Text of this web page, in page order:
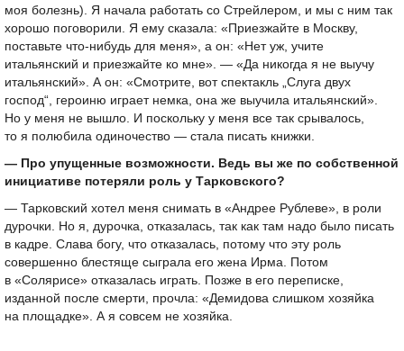
моя болезнь). Я начала работать со Стрейлером, и мы с ним так
хорошо поговорили. Я ему сказала: «Приезжайте в Москву,
поставьте что-нибудь для меня», а он: «Нет уж, учите
итальянский и приезжайте ко мне». — «Да никогда я не выучу
итальянский». А он: «Смотрите, вот спектакль „Слуга двух
господ“, героиню играет немка, она же выучила итальянский».
Но у меня не вышло. И поскольку у меня все так срывалось,
то я полюбила одиночество — стала писать книжки.
— Про упущенные возможности. Ведь вы же по собственной
инициативе потеряли роль у Тарковского?
— Тарковский хотел меня снимать в «Андрее Рублеве», в роли
дурочки. Но я, дурочка, отказалась, так как там надо было писать
в кадре. Слава богу, что отказалась, потому что эту роль
совершенно блестяще сыграла его жена Ирма. Потом
в «Солярисе» отказалась играть. Позже в его переписке,
изданной после смерти, прочла: «Демидова слишком хозяйка
на площадке». А я совсем не хозяйка.